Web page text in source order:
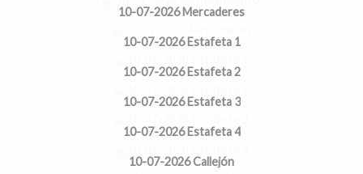
10-07-2026 Mercaderes
10-07-2026 Estafeta 1
10-07-2026 Estafeta 2
10-07-2026 Estafeta 3
10-07-2026 Estafeta 4
10-07-2026 Callejón